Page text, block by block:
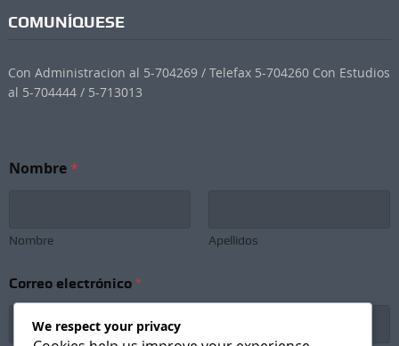
COMUNÍQUESE
Con Administracion al 5-704269 / Telefax 5-704260 Con Estudios
al 5-704444 / 5-713013
Nombre*
Nombre Apellidos
Correo electrónico *
We respect your privacy